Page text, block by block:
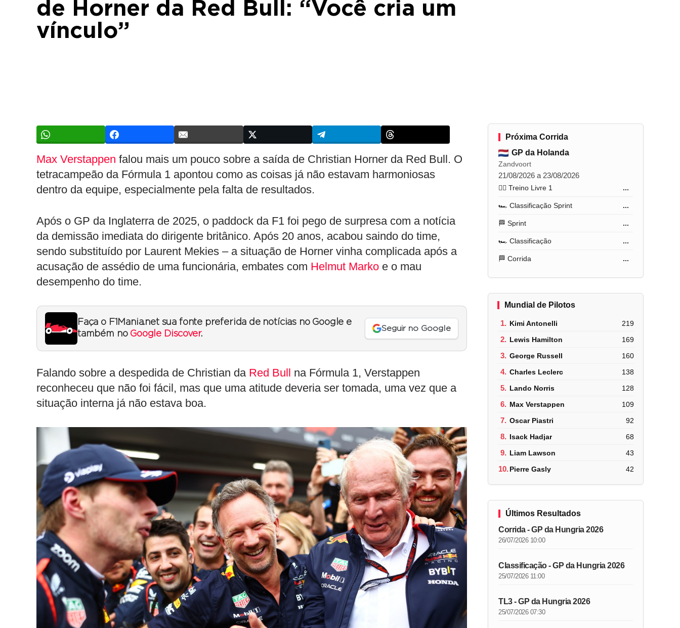
de Horner da Red Bull: “Você cria um
vínculo”
Max Verstappen falou mais um pouco sobre a saída de Christian Horner da Red Bull. O
tetracampeão da Fórmula 1 apontou como as coisas já não estavam harmoniosas
dentro da equipe, especialmente pela falta de resultados.
Após o GP da Inglaterra de 2025, o paddock da F1 foi pego de surpresa com a notícia
da demissão imediata do dirigente britânico. Após 20 anos, acabou saindo do time,
sendo substituído por Laurent Mekies – a situação de Horner vinha complicada após a
acusação de assédio de uma funcionária, embates com Helmut Marko e o mau
desempenho do time.
Faça o F1Mania.net sua fonte preferida de notícias no Google e
também no Google Discover.
Seguir no Google
Falando sobre a despedida de Christian da Red Bull na Fórmula 1, Verstappen
reconheceu que não foi fácil, mas que uma atitude deveria ser tomada, uma vez que a
situação interna já não estava boa.
Próxima Corrida
GP da Holanda
Zandvoort
21/08/2026 a 23/08/2026
🏋️‍♂️ Treino Livre 1 ...
🏎️ Classificação Sprint ...
🏁 Sprint ...
🏎️ Classificação ...
🏁 Corrida ...
Mundial de Pilotos
1. Kimi Antonelli 219
2. Lewis Hamilton 169
3. George Russell 160
4. Charles Leclerc 138
5. Lando Norris 128
6. Max Verstappen 109
7. Oscar Piastri 92
8. Isack Hadjar 68
9. Liam Lawson 43
10.Pierre Gasly 42
Últimos Resultados
Corrida - GP da Hungria 2026
26/07/2026 10:00
Classificação - GP da Hungria 2026
25/07/2026 11:00
TL3 - GP da Hungria 2026
25/07/2026 07:30